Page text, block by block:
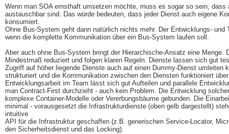
Wenn man SOA ernsthaft umsetzen möchte, muss es sogar so sein, dass
austauschbar sind. Das würde bedeuten, dass jeder Dienst auch eigene
konsumiert.
Ohne Bus-System geht dann natürlich nichts mehr. Der Entwicklungs- und
wenn die komplette Kommunikation über ein Bus-System laufen soll.
Aber auch ohne Bus-System bringt der Hierarchische-Ansatz eine Menge.
Mindestmaß reduziert und folgen klaren Regeln. Dienste lassen sich gut
Zugriff auf höher liegende Dienste auch auf einen Dummy-Dienst umleiten
strukturiert und die Kommunikation zwischen den Diensten funktioniert
Entwicklungsarbeit im Team lässt sich gut Aufteilen und parallele
man Contract-First durchzieht - auch kein Problem. Die Entwicklung
komplexe Container-Modelle oder Vererbungsbäume gebunden. Die
minimal - vorausgesetzt die Infrastrukturdienste (oben gelb dargestellt)
intuitive
API für die Infrastruktur geschaffen (z.B. generischen Service-Locator,
den Sicherheitsdienst und das Locking).